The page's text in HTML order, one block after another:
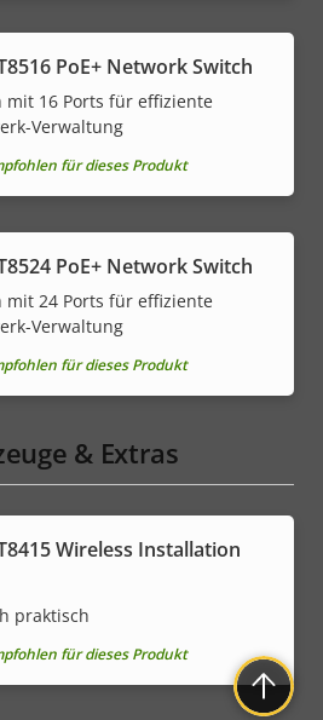
PoE+ Network Switch
mit 16 Ports für effiziente
Verwaltung
für dieses Produkt
PoE+ Network Switch
mit 24 Ports für effiziente
Verwaltung
für dieses Produkt
& Extras
Wireless Installation
praktisch
für dieses Produkt